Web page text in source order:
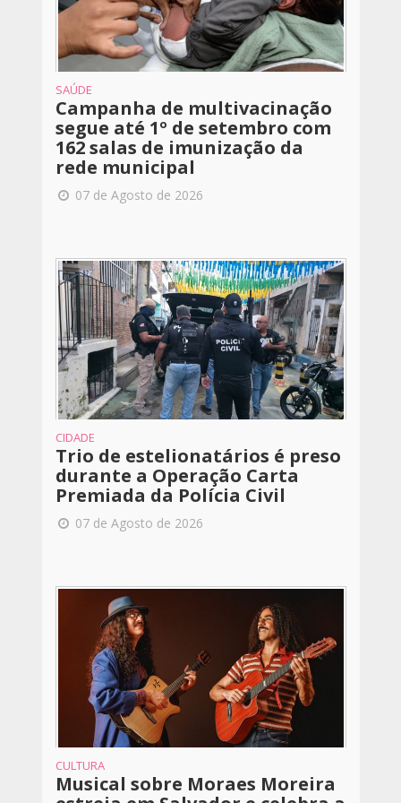
SAÚDE
Campanha de multivacinação
segue até 1º de setembro com
162 salas de imunização da
rede municipal
07 de Agosto de 2026
CIDADE
Trio de estelionatários é preso
durante a Operação Carta
Premiada da Polícia Civil
07 de Agosto de 2026
CULTURA
Musical sobre Moraes Moreira